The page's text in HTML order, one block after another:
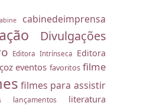
cabinedeimprensa
Divulgações
Editora Intrínseca Editora
eventos favoritos filme
filmes para assistir
lançamentos
literatura